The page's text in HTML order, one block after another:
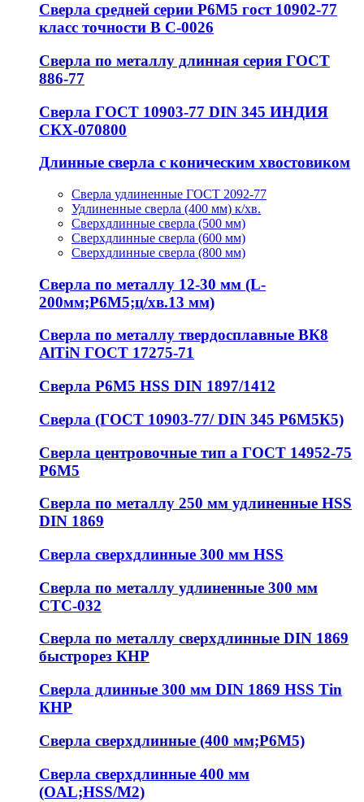
Сверла средней серии Р6М5 гост 10902-77
класс точности В С-0026
Сверла по металлу длинная серия ГОСТ
886-77
Сверла ГОСТ 10903-77 DIN 345 ИНДИЯ
СКХ-070800
Длинные сверла с коническим хвостовиком
Сверла удлиненные ГОСТ 2092-77
Удлиненные сверла (400 мм) к/хв.
Сверхдлинные сверла (500 мм)
Сверхдлинные сверла (600 мм)
Сверхдлинные сверла (800 мм)
Сверла по металлу 12-30 мм (L-
200мм;Р6М5;ц/хв.13 мм)
Сверла по металлу твердосплавные ВК8
AlTiN ГОСТ 17275-71
Сверла Р6М5 HSS DIN 1897/1412
Сверла (ГОСТ 10903-77/ DIN 345 Р6М5К5)
Сверла центровочные тип а ГОСТ 14952-75
Р6М5
Сверла по металлу 250 мм удлиненные HSS
DIN 1869
Сверла сверхдлинные 300 мм HSS
Сверла по металлу удлиненные 300 мм
СТС-032
Сверла по металлу сверхдлинные DIN 1869
быстрорез КНР
Сверла длинные 300 мм DIN 1869 HSS Tin
КНР
Сверла сверхдлинные (400 мм;Р6М5)
Сверла сверхдлинные 400 мм
(OAL;HSS/M2)